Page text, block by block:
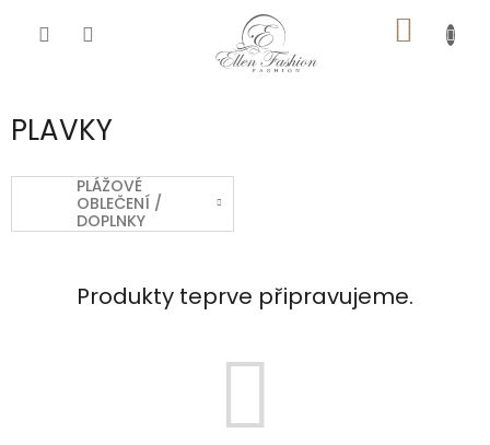
KOŠÍK
PLAVKY
PLÁŽOVÉ
OBLEČENÍ /
DOPLNKY
Produkty teprve připravujeme.